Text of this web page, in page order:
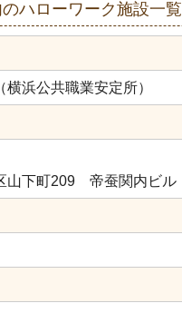
ハローワーク施設一覧
（横浜公共職業安定所）
山下町209 帝蚕関内ビル